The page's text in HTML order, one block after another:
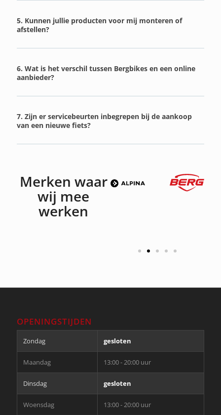
5. Kunnen jullie producten voor mij monteren of
afstellen?
6. Wat is het verschil tussen Bergbikes en een online
aanbieder?
7. Zijn er servicebeurten inbegrepen bij de aankoop
van een nieuwe fiets?
Merken waar
wij mee
werken
OPENINGSTIJDEN
Zondag gesloten
Maandag 13:00 - 20:00 uur
Dinsdag gesloten
Woensdag 13:00 - 20:00 uur